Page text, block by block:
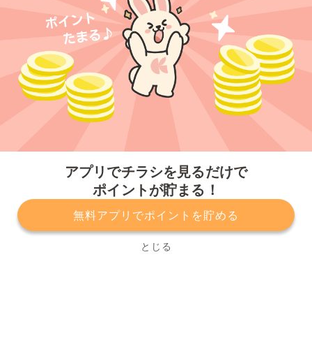
アプリでチラシを見るだけで
ポイントが貯まる！
無料アプリでポイントを貯める
とじる
プライバシーポリシー 利用規約
運営会社
サービスに関してのお問い合わせ